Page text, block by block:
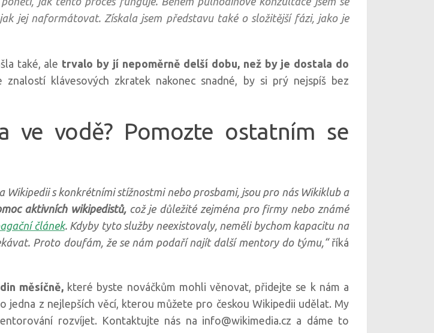
jej naformátovat. Získala jsem představu také o složitější fázi, jako je
také, ale trvalo by jí nepoměrně delší dobu, než by je dostala do
klávesových zkratek nakonec snadné, by si prý nejspíš bez
vodě? Pomozte ostatním se
Wikipedii s konkrétními stížnostmi nebo prosbami, jsou pro nás Wikiklub a
aktivních wikipedistů, což je důležité zejména pro firmy nebo známé
článek. Kdyby tyto služby neexistovaly, neměli bychom kapacitu na
Proto doufám, že se nám podaří najít další mentory do týmu,“ říká
měsíčně,které byste nováčkům mohli věnovat, přidejte se k nám a
z nejlepších věcí, kterou můžete pro českou Wikipedii udělat. My
rozvíjet. Kontaktujte nás na info@wikimedia.cz a dáme to